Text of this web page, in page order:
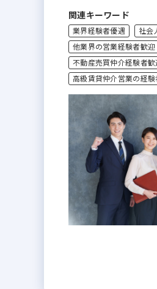
関連キーワード
業界経験者優遇
社会
他業界の営業経験者歓迎
不動産売買仲介経験者歓
高級賃貸仲介営業の経